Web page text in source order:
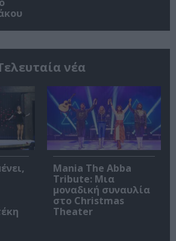
νέα
Mania The Abba
Tribute: Μια
μοναδική συναυλία
στο Christmas
Theater